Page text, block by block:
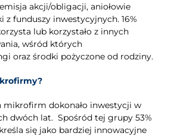
akcji/obligacji, aniołowie
z funduszy inwestycyjnych. 16%
lub korzystało z innych
wśród których
oraz środki pożyczone od rodziny.
mikrofirm dokonało inwestycji w
dwóch lat. Spośród tej grupy 53%
się jako bardziej innowacyjne